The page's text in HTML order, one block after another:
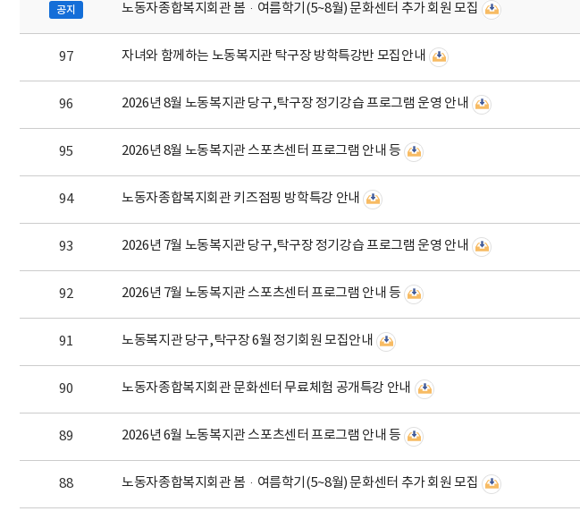
공지 노동자종합복지회관 봄·여름학기(5~8월) 문화센터 추가 회원 모집
97 자녀와 함께하는 노동복지관 탁구장 방학특강반 모집안내
96 2026년 8월 노동복지관 당구,탁구장 정기강습 프로그램 운영 안내
95 2026년 8월 노동복지관 스포츠센터 프로그램 안내 등
94 노동자종합복지회관 키즈점핑 방학특강 안내
93 2026년 7월 노동복지관 당구,탁구장 정기강습 프로그램 운영 안내
92 2026년 7월 노동복지관 스포츠센터 프로그램 안내 등
91 노동복지관 당구,탁구장 6월 정기회원 모집안내
90 노동자종합복지회관 문화센터 무료체험 공개특강 안내
89 2026년 6월 노동복지관 스포츠센터 프로그램 안내 등
88 노동자종합복지회관 봄·여름학기(5~8월) 문화센터 추가 회원 모집